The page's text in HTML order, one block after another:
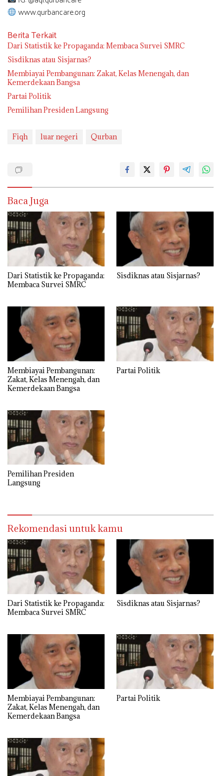
www.qurbancare.org
Berita Terkait
Dari Statistik ke Propaganda: Membaca Survei SMRC
Sisdiknas atau Sisjarnas?
Membiayai Pembangunan: Zakat, Kelas Menengah, dan
Kemerdekaan Bangsa
Partai Politik
Pemilihan Presiden Langsung
Fiqh luar negeri Qurban
Baca Juga
Dari Statistik ke Propaganda:
Membaca Survei SMRC
Sisdiknas atau Sisjarnas?
Membiayai Pembangunan:
Zakat, Kelas Menengah, dan
Kemerdekaan Bangsa
Partai Politik
Pemilihan Presiden
Langsung
Rekomendasi untuk kamu
Dari Statistik ke Propaganda:
Membaca Survei SMRC
Sisdiknas atau Sisjarnas?
Membiayai Pembangunan:
Zakat, Kelas Menengah, dan
Kemerdekaan Bangsa
Partai Politik